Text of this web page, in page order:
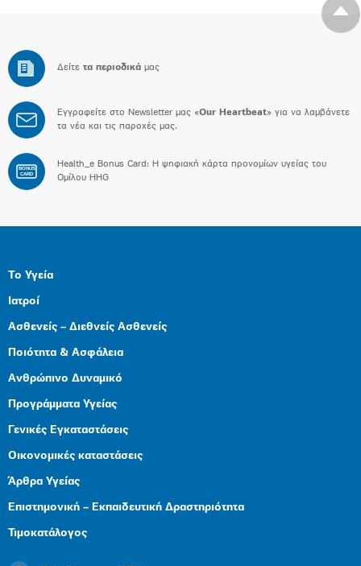
Δείτε τα περιοδικά μας
Εγγραφείτε στο Newsletter μας «Our Heartbeat» για να λαμβάνετε
τα νέα και τις παροχές μας.
BONUS
CARD
Health_e Bonus Card: H ψηφιακή κάρτα προνομίων υγείας του
Ομίλου HHG
Το Υγεία
Ιατροί
Ασθενείς – Διεθνείς Ασθενείς
Ποιότητα & Ασφάλεια
Ανθρώπινο Δυναμικό
Προγράμματα Υγείας
Γενικές Εγκαταστάσεις
Οικονομικές καταστάσεις
Άρθρα Υγείας
Επιστημονική – Εκπαιδευτική Δραστηριότητα
Τιμοκατάλογος